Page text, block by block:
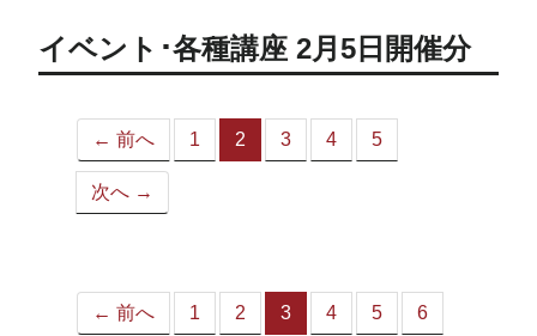
イベント･各種講座 2月5日開催分
← 前へ 1 2
（こ
3 4 5
次へ →
← 前へ 1 2 3
（こ
4 5 6